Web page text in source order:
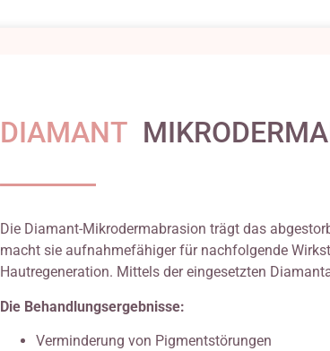
DIAMANT
Die Diamant-Mikrodermabrasion trägt das
macht sie aufnahmefähiger für nachfolgende
Hautregeneration. Mittels der eingesetzten
Die Behandlungsergebnisse:
Verminderung von Pigmentstörungen